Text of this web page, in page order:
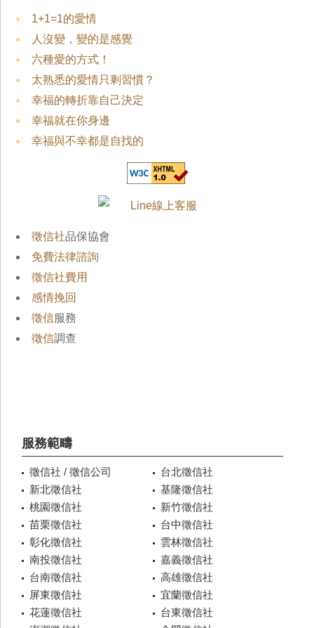
1+1=1的愛情
人沒變，變的是感覺
六種愛的方式！
太熟悉的愛情只剩習慣？
幸福的轉折靠自己決定
幸福就在你身邊
幸福與不幸都是自找的
徵信社品保協會
免費法律諮詢
徵信社費用
感情挽回
徵信服務
徵信調查
服務範疇
徵信社 / 徵信公司
台北徵信社
新北徵信社
基隆徵信社
桃園徵信社
新竹徵信社
苗栗徵信社
台中徵信社
彰化徵信社
雲林徵信社
南投徵信社
嘉義徵信社
台南徵信社
高雄徵信社
屏東徵信社
宜蘭徵信社
花蓮徵信社
台東徵信社